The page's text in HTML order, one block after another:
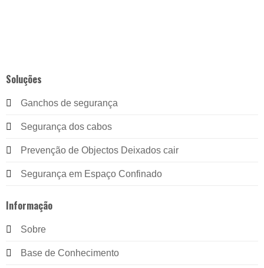
Soluções
Ganchos de segurança
Segurança dos cabos
Prevenção de Objectos Deixados cair
Segurança em Espaço Confinado
Informação
Sobre
Base de Conhecimento